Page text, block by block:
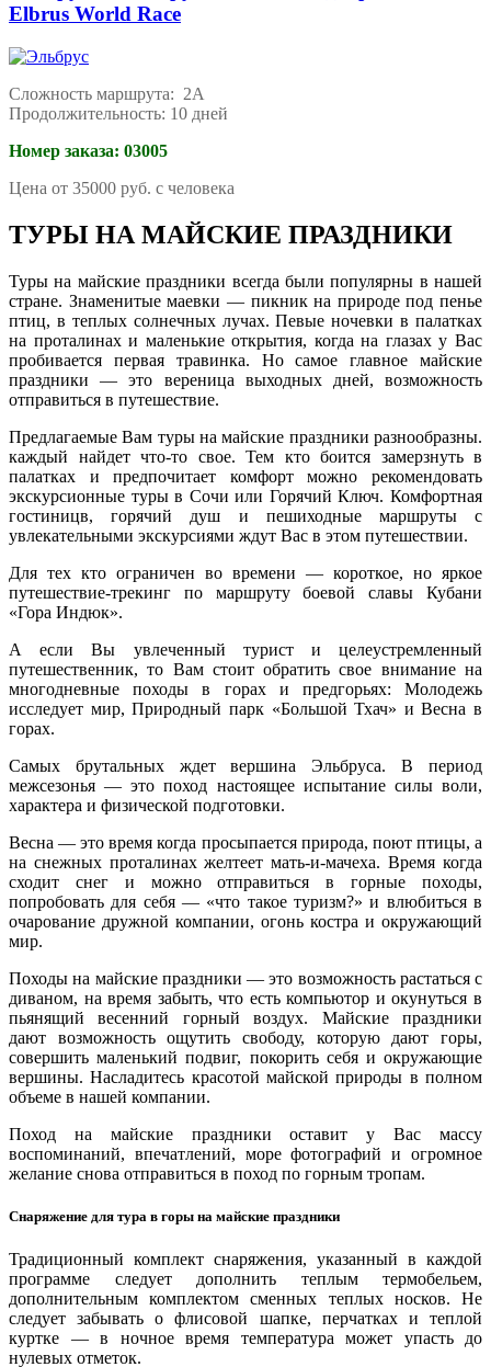
Elbrus World Race
Сложность маршрута: 2А
Продолжительность: 10 дней
Номер заказа: 03005
Цена от 35000 руб. с человека
ТУРЫ НА МАЙСКИЕ ПРАЗДНИКИ
Туры на майские праздники всегда были популярны в нашей
стране. Знаменитые маевки — пикник на природе под пенье
птиц, в теплых солнечных лучах. Певые ночевки в палатках
на проталинах и маленькие открытия, когда на глазах у Вас
пробивается первая травинка. Но самое главное майские
праздники — это вереница выходных дней, возможность
отправиться в путешествие.
Предлагаемые Вам туры на майские праздники разнообразны.
каждый найдет что-то свое. Тем кто боится замерзнуть в
палатках и предпочитает комфорт можно рекомендовать
экскурсионные туры в Сочи или Горячий Ключ. Комфортная
гостиницв, горячий душ и пешиходные маршруты с
увлекательными экскурсиями ждут Вас в этом путешествии.
Для тех кто ограничен во времени — короткое, но яркое
путешествие-трекинг по маршруту боевой славы Кубани
«Гора Индюк».
А если Вы увлеченный турист и целеустремленный
путешественник, то Вам стоит обратить свое внимание на
многодневные походы в горах и предгорьях: Молодежь
исследует мир, Природный парк «Большой Тхач» и Весна в
горах.
Самых брутальных ждет вершина Эльбруса. В период
межсезонья — это поход настоящее испытание силы воли,
характера и физической подготовки.
Весна — это время когда просыпается природа, поют птицы, а
на снежных проталинах желтеет мать-и-мачеха. Время когда
сходит снег и можно отправиться в горные походы,
попробовать для себя — «что такое туризм?» и влюбиться в
очарование дружной компании, огонь костра и окружающий
мир.
Походы на майские праздники — это возможность растаться с
диваном, на время забыть, что есть компьютор и окунуться в
пьянящий весенний горный воздух. Майские праздники
дают возможность ощутить свободу, которую дают горы,
совершить маленький подвиг, покорить себя и окружающие
вершины. Насладитесь красотой майской природы в полном
объеме в нашей компании.
Поход на майские праздники оставит у Вас массу
воспоминаний, впечатлений, море фотографий и огромное
желание снова отправиться в поход по горным тропам.
Снаряжение для тура в горы на майские праздники
Традиционный комплект снаряжения, указанный в каждой
программе следует дополнить теплым термобельем,
дополнительным комплектом сменных теплых носков. Не
следует забывать о флисовой шапке, перчатках и теплой
куртке — в ночное время температура может упасть до
нулевых отметок.